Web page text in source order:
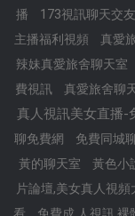
播
173視訊聊天交
主播福利視頻
真愛
辣妹真愛旅舍聊天室
費視訊
真愛旅舍聊
真人視訊美女直播-
聊免費網
免費同城
黃的聊天室
黃色小
片論壇,美女真人視頻